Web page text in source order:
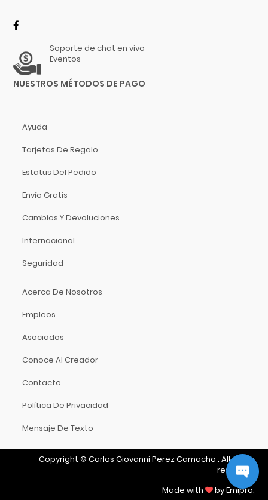
Sabian
Sagregas
Sanus
Serato
Shado
Skylark
SM Pro Audio
Sony
Soundbrenner
Sprite
St. Antonio
Sterling
Stradivarius
Studio Master
Soporte de chat en vivo
Eventos
NUESTROS MÉTODOS DE PAGO
Ayuda
Tarjetas De Regalo
Estatus Del Pedido
Envío Gratis
Cambios Y Devoluciones
Internacional
Seguridad
Acerca De Nosotros
Empleos
Asociados
Conoce Al Creador
Contacto
Política De Privacidad
Mensaje De Texto
Copyright © Carlos Giovanni Perez Camacho . All rights
reserved.
Made with
by Emipro.